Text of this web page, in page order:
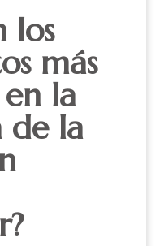
los
más
la
de la